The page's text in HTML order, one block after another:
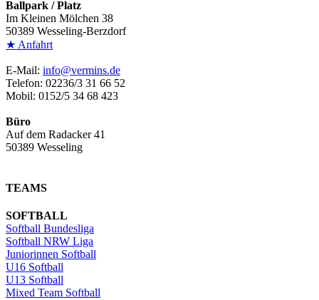
Ballpark / Platz
Im Kleinen Mölchen 38
50389 Wesseling-Berzdorf
★ Anfahrt
E-Mail: info@vermins.de
Telefon: 02236/3 31 66 52
Mobil: 0152/5 34 68 423
Büro
Auf dem Radacker 41
50389 Wesseling
TEAMS
SOFTBALL
Softball Bundesliga
Softball NRW Liga
Juniorinnen Softball
U16 Softball
U13 Softball
Mixed Team Softball